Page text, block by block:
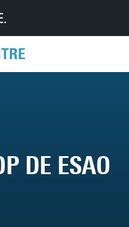
ESAO 2025
DE ESAO